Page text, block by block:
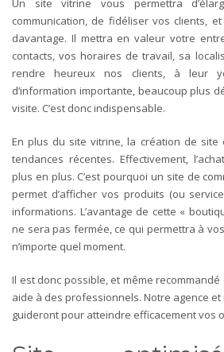
Un site vitrine vous permettra
communication, de fidéliser vos clients,
davantage. Il mettra en valeur votre
contacts, vos horaires de travail, sa
rendre heureux nos clients, à leur
d’information importante, beaucoup plus
visite. C’est donc indispensable.
En plus du site vitrine, la création de site
tendances récentes. Effectivement,
plus en plus. C’est pourquoi un site de
permet d’afficher vos produits (ou
informations. L’avantage de cette «
ne sera pas fermée, ce qui permettra à
n’importe quel moment.
Il est donc possible, et même
aide à des professionnels. Notre agence
guideront pour atteindre efficacement vos